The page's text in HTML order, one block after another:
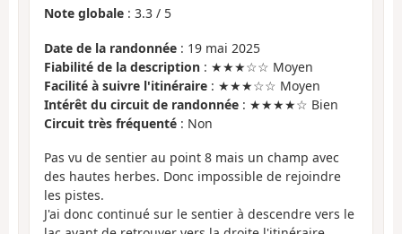
Note globale : 3.3 / 5
Date de la randonnée : 19 mai 2025
Fiabilité de la description : ★★★☆☆ Moyen
Facilité à suivre l'itinéraire : ★★★☆☆ Moyen
Intérêt du circuit de randonnée : ★★★★☆ Bien
Circuit très fréquenté : Non
Pas vu de sentier au point 8 mais un champ avec
des hautes herbes. Donc impossible de rejoindre
les pistes.
J'ai donc continué sur le sentier à descendre vers le